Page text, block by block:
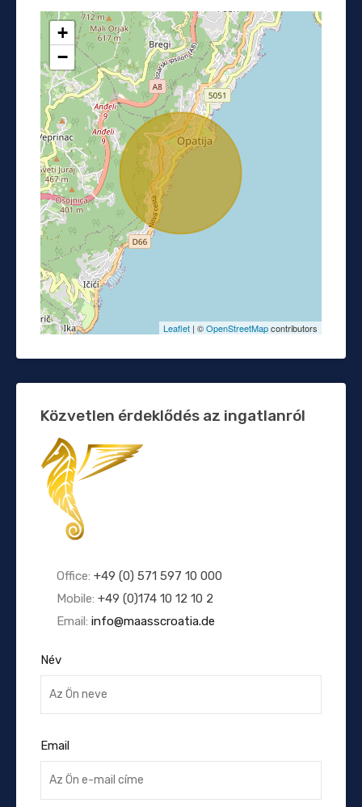
+
−
Leaflet | ©OpenStreetMapcontributors
Közvetlen érdeklődés az ingatlanról
Office: +49 (0) 571 597 10 000
Mobile: +49 (0)174 10 12 10 2
Email: info@maasscroatia.de
Név
Email